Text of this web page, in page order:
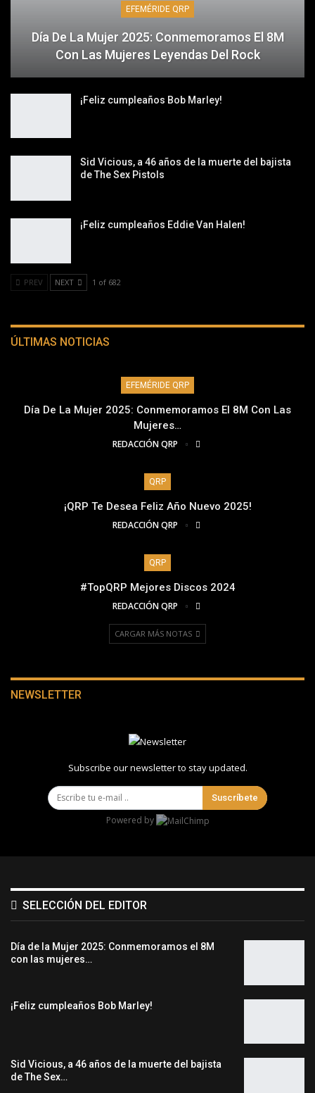
EFEMÉRIDE QRP
Día De La Mujer 2025: Conmemoramos El 8M
Con Las Mujeres Leyendas Del Rock
¡Feliz cumpleaños Bob Marley!
Sid Vicious, a 46 años de la muerte del bajista
de The Sex Pistols
¡Feliz cumpleaños Eddie Van Halen!
PREV NEXT 1 of 682
ÚLTIMAS NOTICIAS
EFEMÉRIDE QRP
Día De La Mujer 2025: Conmemoramos El 8M Con Las
Mujeres…
REDACCIÓN QRP
QRP
¡QRP Te Desea Feliz Año Nuevo 2025!
REDACCIÓN QRP
QRP
#TopQRP Mejores Discos 2024
REDACCIÓN QRP
CARGAR MÁS NOTAS
NEWSLETTER
Subscribe our newsletter to stay updated.
Suscríbete
Powered by
SELECCIÓN DEL EDITOR
Día de la Mujer 2025: Conmemoramos el 8M
con las mujeres…
¡Feliz cumpleaños Bob Marley!
Sid Vicious, a 46 años de la muerte del bajista
de The Sex…